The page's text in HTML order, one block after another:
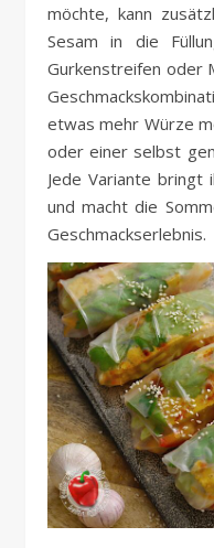
möchte, kann
Sesam in die
Gurkenstreifen oder
etwas mehr Würze
oder einer selbst
Jede Variante bringt
und macht die
Geschmackserlebnis.